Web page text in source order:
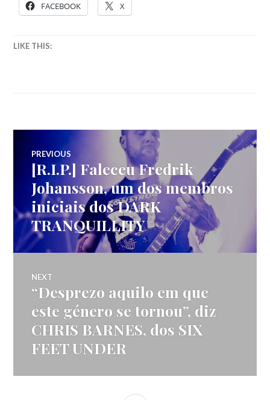
FACEBOOK X
LIKE THIS:
Navegação
de
artigos
PREVIOUS
Previous
post:
[R.I.P.] Faleceu Fredrik
Johansson, um dos membros
iniciais dos DARK
TRANQUILLITY
NEXT
Next
post:
“Desprezo aquilo em que
este género se tornou”, diz
CHRIS BARNES, dos SIX
FEET UNDER